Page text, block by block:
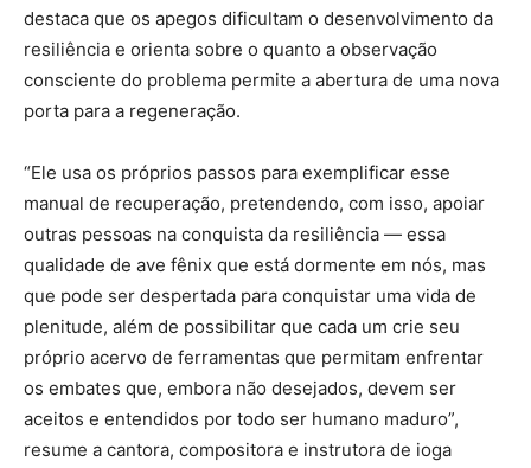
destaca que os apegos dificultam o desenvolvimento da
resiliência e orienta sobre o quanto a observação
consciente do problema permite a abertura de uma nova
porta para a regeneração.
“Ele usa os próprios passos para exemplificar esse
manual de recuperação, pretendendo, com isso, apoiar
outras pessoas na conquista da resiliência — essa
qualidade de ave fênix que está dormente em nós, mas
que pode ser despertada para conquistar uma vida de
plenitude, além de possibilitar que cada um crie seu
próprio acervo de ferramentas que permitam enfrentar
os embates que, embora não desejados, devem ser
aceitos e entendidos por todo ser humano maduro”,
resume a cantora, compositora e instrutora de ioga